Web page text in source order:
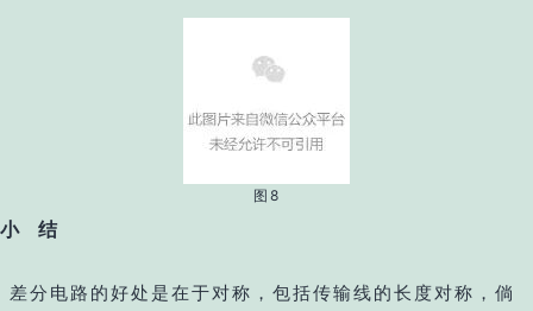
图8
小 结
差分电路的好处是在于对称，包括传输线的长度对称，倘